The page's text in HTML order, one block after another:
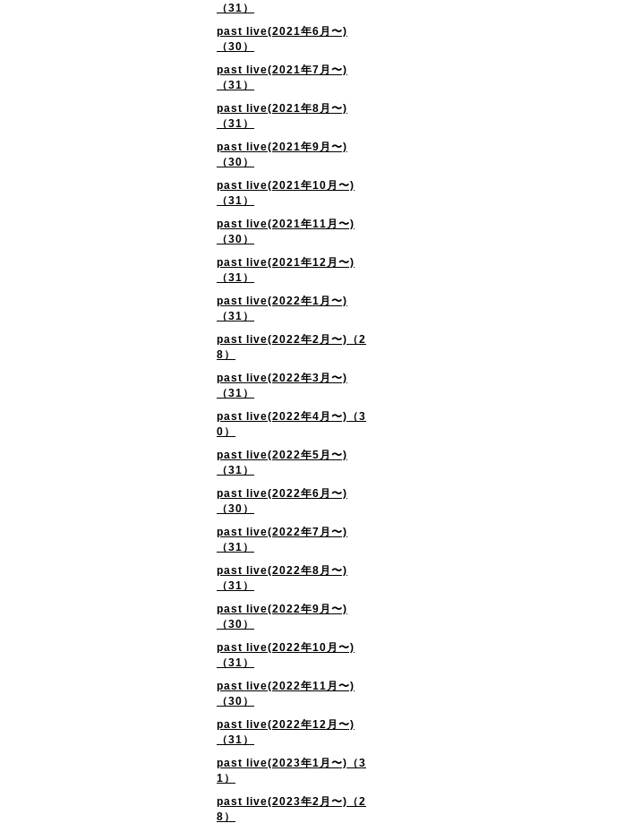
（31）
past live(2021年6月〜)
（30）
past live(2021年7月〜)
（31）
past live(2021年8月〜)
（31）
past live(2021年9月〜)
（30）
past live(2021年10月〜)
（31）
past live(2021年11月〜)
（30）
past live(2021年12月〜)
（31）
past live(2022年1月〜)
（31）
past live(2022年2月〜)（2
8）
past live(2022年3月〜)
（31）
past live(2022年4月〜)（3
0）
past live(2022年5月〜)
（31）
past live(2022年6月〜)
（30）
past live(2022年7月〜)
（31）
past live(2022年8月〜)
（31）
past live(2022年9月〜)
（30）
past live(2022年10月〜)
（31）
past live(2022年11月〜)
（30）
past live(2022年12月〜)
（31）
past live(2023年1月〜)（3
1）
past live(2023年2月〜)（2
8）